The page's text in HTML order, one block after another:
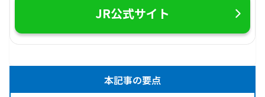
JR公式サイト
本記事の要点